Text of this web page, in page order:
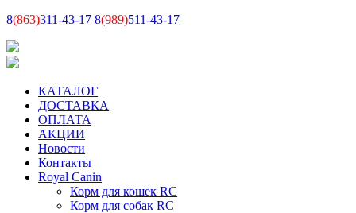
8(863)311-43-17 8(989)511-43-17
КАТАЛОГ
ДОСТАВКА
ОПЛАТА
АКЦИИ
Новости
Контакты
Royal Canin
Корм для кошек RC
Корм для собак RC